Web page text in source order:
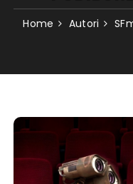
Home Autori